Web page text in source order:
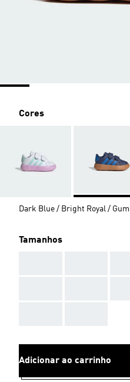
Cores
Dark Blue / Bright Royal / Gum
Tamanhos
Adicionar ao carrinho